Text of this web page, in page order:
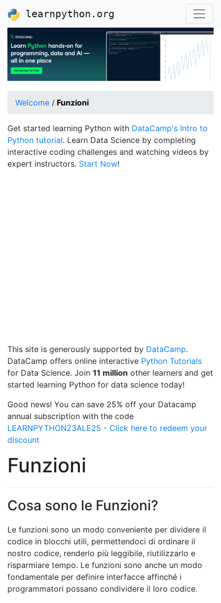
learnpython.org
Welcome / Funzioni
Get started learning Python with DataCamp's Intro to
Python tutorial. Learn Data Science by completing
interactive coding challenges and watching videos by
expert instructors. Start Now!
This site is generously supported by DataCamp.
DataCamp offers online interactive Python Tutorials
for Data Science. Join 11 million other learners and get
started learning Python for data science today!
Good news! You can save 25% off your Datacamp
annual subscription with the code
LEARNPYTHON23ALE25 - Click here to redeem your
discount
Funzioni
Cosa sono le Funzioni?
Le funzioni sono un modo conveniente per dividere il
codice in blocchi utili, permettendoci di ordinare il
nostro codice, renderlo più leggibile, riutilizzarlo e
risparmiare tempo. Le funzioni sono anche un modo
fondamentale per definire interfacce affinché i
programmatori possano condividere il loro codice.